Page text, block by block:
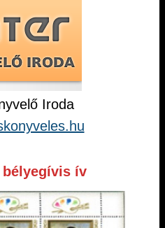
Iroda
bélyegívis ív